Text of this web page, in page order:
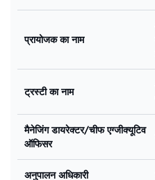
प्रायोजक का नाम
ट्रस्टी का नाम
मैनेजिंग डायरेक्टर/चीफ एग्जीक्यूटिव
ऑफिसर
अनुपालन अधिकारी